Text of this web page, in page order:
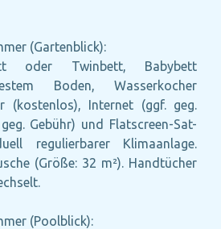
(Gartenblick):
oder Twinbett, Babybett
Boden, Wasserkocher
(kostenlos), Internet (ggf. geg.
Gebühr) und Flatscreen-Sat-
regulierbarer Klimaanlage.
(Größe: 32 m²). Handtücher
(Poolblick):